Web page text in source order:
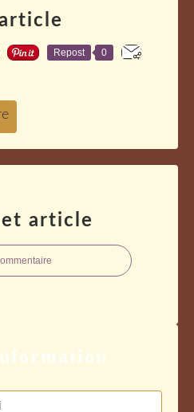
Repost 0
article